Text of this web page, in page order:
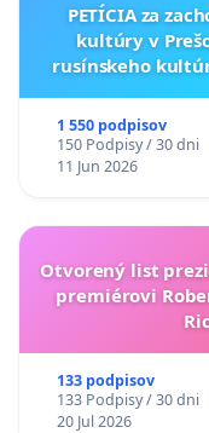
PETÍCIA za
kultúry v
rusínskeho
1 550 podpisov
150 Podpisy / 30 dni
11 Jun 2026
Otvorený list
premiérovi
133 podpisov
133 Podpisy / 30 dni
20 Jul 2026